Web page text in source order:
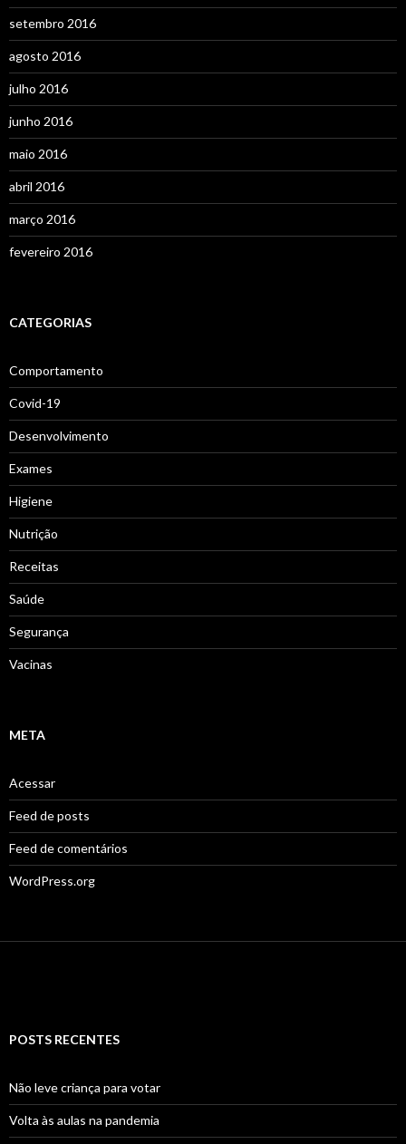
setembro 2016
agosto 2016
julho 2016
junho 2016
maio 2016
abril 2016
março 2016
fevereiro 2016
CATEGORIAS
Comportamento
Covid-19
Desenvolvimento
Exames
Higiene
Nutrição
Receitas
Saúde
Segurança
Vacinas
META
Acessar
Feed de posts
Feed de comentários
WordPress.org
POSTS RECENTES
Não leve criança para votar
Volta às aulas na pandemia